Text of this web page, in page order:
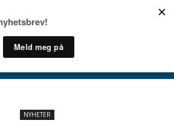
NYHETER